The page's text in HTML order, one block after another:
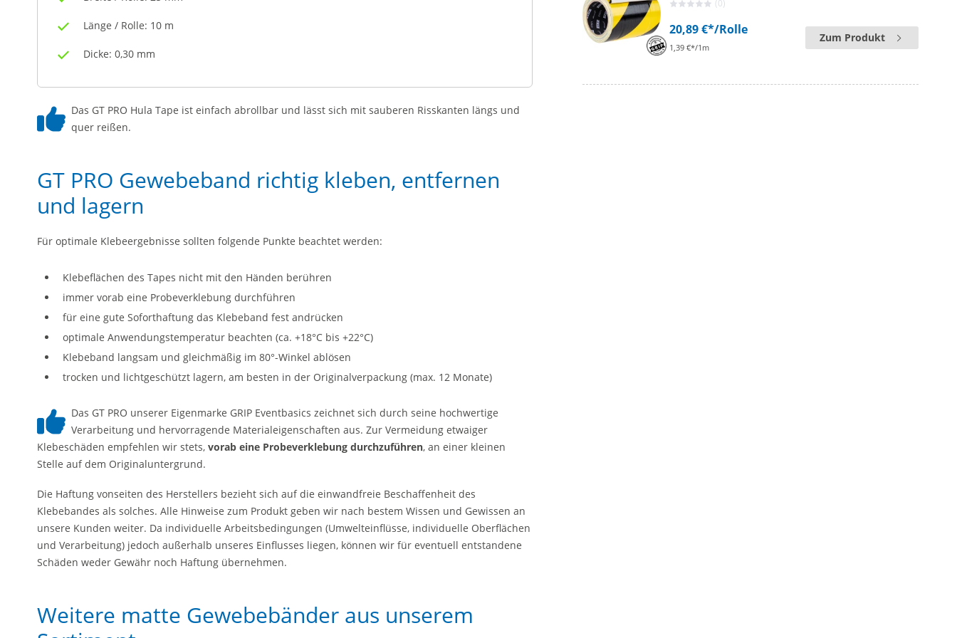
Länge / Rolle: 10 m
Dicke: 0,30 mm
Das GT PRO Hula Tape ist einfach abrollbar und lässt sich mit sauberen Risskanten längs und
quer reißen.
GT PRO Gewebeband richtig kleben, entfernen
und lagern
Für optimale Klebeergebnisse sollten folgende Punkte beachtet werden:
Klebeflächen des Tapes nicht mit den Händen berühren
immer vorab eine Probeverklebung durchführen
für eine gute Soforthaftung das Klebeband fest andrücken
optimale Anwendungstemperatur beachten (ca. +18°C bis +22°C)
Klebeband langsam und gleichmäßig im 80°-Winkel ablösen
trocken und lichtgeschützt lagern, am besten in der Originalverpackung (max. 12 Monate)
Das GT PRO unserer Eigenmarke GRIP Eventbasics zeichnet sich durch seine hochwertige
Verarbeitung und hervorragende Materialeigenschaften aus. Zur Vermeidung etwaiger
Klebeschäden empfehlen wir stets, vorab eine Probeverklebung durchzuführen, an einer kleinen
Stelle auf dem Originaluntergrund.
Die Haftung vonseiten des Herstellers bezieht sich auf die einwandfreie Beschaffenheit des
Klebebandes als solches. Alle Hinweise zum Produkt geben wir nach bestem Wissen und Gewissen an
unsere Kunden weiter. Da individuelle Arbeitsbedingungen (Umwelteinflüsse, individuelle Oberflächen
und Verarbeitung) jedoch außerhalb unseres Einflusses liegen, können wir für eventuell entstandene
Schäden weder Gewähr noch Haftung übernehmen.
Weitere matte Gewebebänder aus unserem
(0)
20,89 €*/Rolle
1,39 €*/1m
Zum Produkt